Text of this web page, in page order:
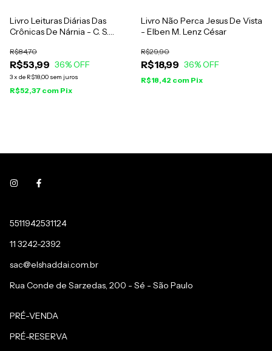
Livro Leituras Diárias Das
Crônicas De Nárnia - C. S.
R$53,99
R$84,70
36% OFF
3x de R$18,00 sem juros
R$52,37 com Pix
Livro Não Perca Jesus De Vista
- Elben M. Lenz César
R$18,99
R$29,90
36% OFF
R$18,42 com Pix
5511942531124
11 3242-2392
sac@elshaddai.com.br
Rua Conde de Sarzedas, 200 - Sé - São Paulo
PRÉ-VENDA
PRÉ-RESERVA